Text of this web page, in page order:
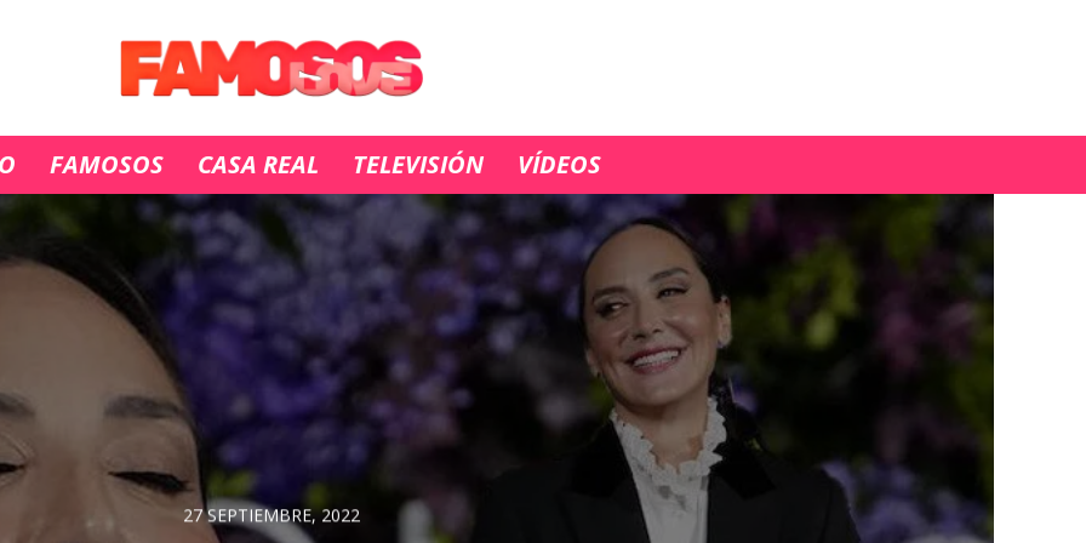
FAMOSOS CASA REAL TELEVISIÓN VÍDEOS
27 SEPTIEMBRE, 2022